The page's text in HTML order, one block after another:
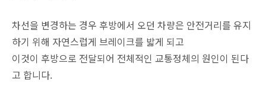
차선을 변경하는 경우 후방에서 오던 차량은 안전거리를 유지
하기 위해 자연스럽게 브레이크를 밟게 되고
이것이 후방으로 전달되어 전체적인 교통정체의 원인이 된다
고 합니다.